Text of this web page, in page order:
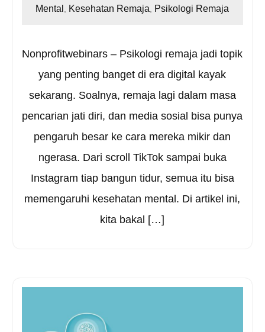
Mental
Kesehatan Remaja Psikologi Remaja
Nonprofitwebinars – Psikologi remaja jadi topik
yang penting banget di era digital kayak
sekarang. Soalnya, remaja lagi dalam masa
pencarian jati diri, dan media sosial bisa punya
pengaruh besar ke cara mereka mikir dan
ngerasa. Dari scroll TikTok sampai buka
Instagram tiap bangun tidur, semua itu bisa
memengaruhi kesehatan mental. Di artikel ini,
kita bakal […]